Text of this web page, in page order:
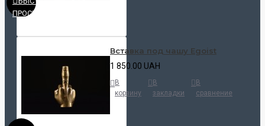
ПРОСМОТР
Вставка под чашу Egoist
1 850.00 UAH
В
корзину
В
закладки
В
сравнение